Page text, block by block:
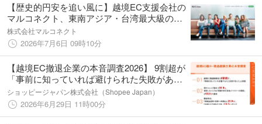
【歴史的円安を追い風に】越境EC支援会社の
マルコネクト、東南アジア・台湾最大級のEC
モール「Shopee」出店代行パートナーに認定
株式会社マルコネクト
2026年7月6日 09時10分
【越境EC撤退企業の本音調査2026】 9割超が
「事前に知っていれば避けられた失敗があっ
た」と回顧 今後再チャレンジする際に重視し
たいこと「信頼できる現地パートナーの確
保」がトップに
ショッピージャパン株式会社（Shopee Japan）
2026年6月29日 11時00分